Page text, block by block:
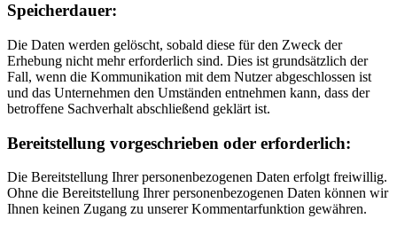
Speicherdauer:
Die Daten werden gelöscht, sobald diese für den Zweck der
Erhebung nicht mehr erforderlich sind. Dies ist grundsätzlich der
Fall, wenn die Kommunikation mit dem Nutzer abgeschlossen ist
und das Unternehmen den Umständen entnehmen kann, dass der
betroffene Sachverhalt abschließend geklärt ist.
Bereitstellung vorgeschrieben oder erforderlich:
Die Bereitstellung Ihrer personenbezogenen Daten erfolgt freiwillig.
Ohne die Bereitstellung Ihrer personenbezogenen Daten können wir
Ihnen keinen Zugang zu unserer Kommentarfunktion gewähren.